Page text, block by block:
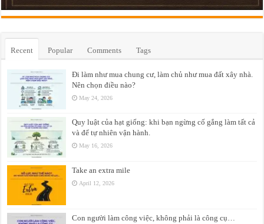
Recent Popular Comments Tags
Đi làm như mua chung cư, làm chủ như mua đất xây nhà.
Nên chọn điều nào?
May 24, 2026
Quy luật của hạt giống: khi bạn ngừng cố gắng làm tất cả
và để tự nhiên vận hành.
May 16, 2026
Take an extra mile
April 12, 2026
Con người làm công việc, không phải là công cụ…